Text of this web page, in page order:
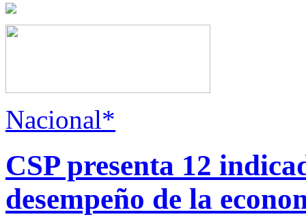
Nacional*
CSP presenta 12
desempeño de la